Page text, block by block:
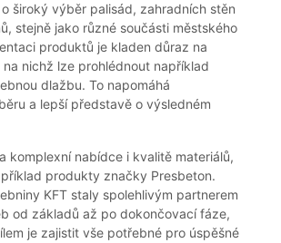
široký výběr palisád, zahradních stěn
stejně jako různé součásti městského
produktů je kladen důraz na
nichž lze prohlédnout například
dlažbu. To napomáhá
a lepší představě o výsledném
komplexní nabídce i kvalitě materiálů,
produkty značky Presbeton.
KFT staly spolehlivým partnerem
od základů až po dokončovací fáze,
je zajistit vše potřebné pro úspěšné